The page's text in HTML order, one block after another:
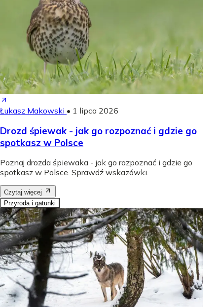
Łukasz Makowski • 1 lipca 2026
Drozd śpiewak - jak go rozpoznać i gdzie go
spotkasz w Polsce
Poznaj drozda śpiewaka - jak go rozpoznać i gdzie go
spotkasz w Polsce. Sprawdź wskazówki.
Czytaj więcej
Przyroda i gatunki